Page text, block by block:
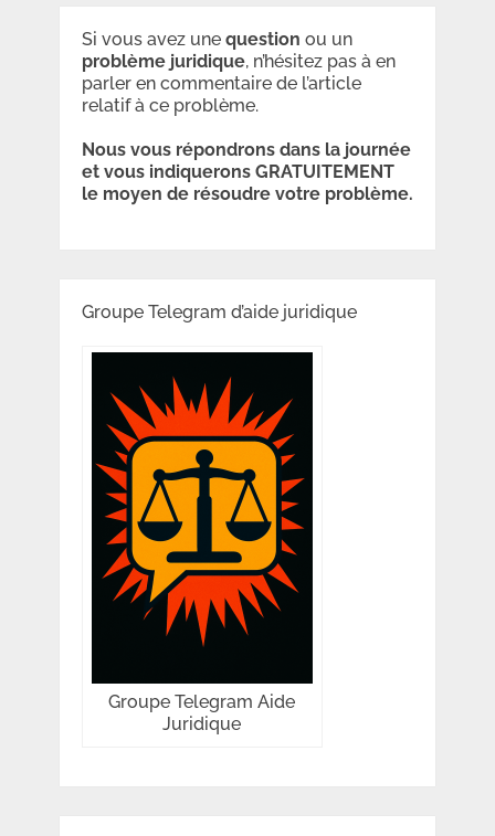
Si vous avez une question ou un
problème juridique, n’hésitez pas à en
parler en commentaire de l’article
relatif à ce problème.
Nous vous répondrons dans la journée
et vous indiquerons GRATUITEMENT
le moyen de résoudre votre problème.
Groupe Telegram d’aide juridique
Groupe Telegram Aide
Juridique